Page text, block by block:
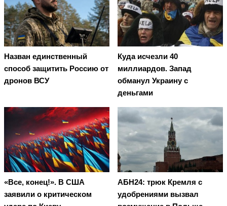
Назван единственный
способ защитить Россию от
дронов ВСУ
Куда исчезли 40
миллиардов. Запад
обманул Украину с
деньгами
«Все, конец!». В США
заявили о критическом
АБН24: трюк Кремля с
удобрениями вызвал